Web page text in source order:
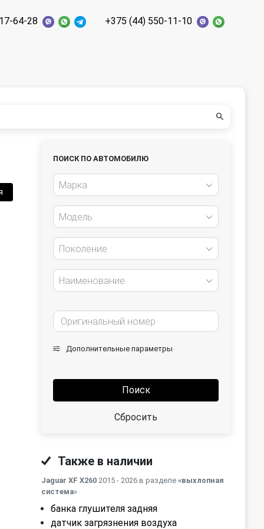
64-28 +375 (44) 550-11-10
ПОИСК ПО АВТОМОБИЛЮ
Марка
Модель
Поколение
Наименование
Дополнительные параметры
Поиск
Сбросить
Также в наличии
Jaguar XF X260 2015 - 2026 в разделе «выхлопная
система»
банка глушителя задняя
датчик загрязнения воздуха